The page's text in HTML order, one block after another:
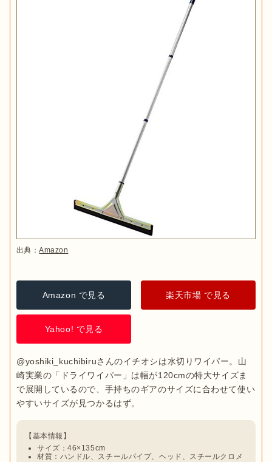
出典：Amazon
Amazon で見る 楽天市場 で見る
Yahoo! で見る
@yoshiki_kuchibiruさんのイチオシは水切りワイパー。山
崎実業の「ドライワイパー」は幅が120cmの特大サイズま
で展開しているので、手持ちのギアのサイズに合わせて使い
サイズ：46×135cm
材質：ハンドル、スチールパイプ、ヘッド、スチールクロメ